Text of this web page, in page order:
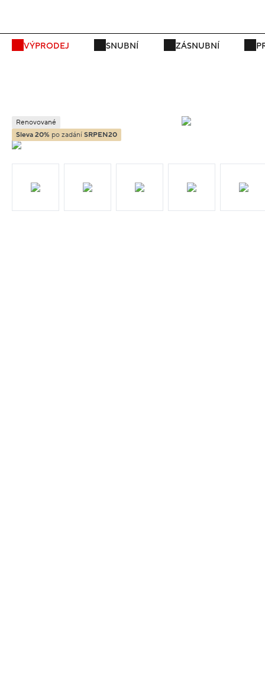
VÝPRODEJ SNUBNÍ ZÁSNUBNÍ
Renovované
Sleva 20% po zadání SRPEN20